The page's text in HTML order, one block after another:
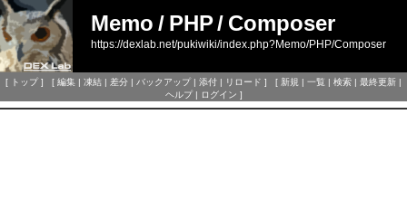
Memo / PHP/ Composer
https://dexlab.net/pukiwiki/index.php?Memo/PHP/Composer
[ トップ] [ 編集 | 凍結 | 差分 | バックアップ| 添付 | リロード ] [ 新規 | 一覧 | 検索 | 最終更新 |
ヘルプ| ログイン ]